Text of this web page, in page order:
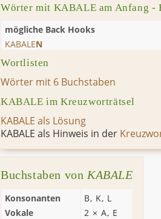
Wörter mit KABALE am Anfang -
mögliche Back Hooks
KABALEN
Wortlisten
Wörter mit 6 Buchstaben
KABALE im Kreuzworträtsel
KABALE als Lösung
KABALE als Hinweis in der
Buchstaben von KABALE
Konsonanten B, K, L
Vokale
2 × A, E